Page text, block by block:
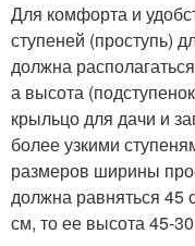
Для комфорта и
ступеней (проступь)
должна
а высота
крыльцо для дачи и
более узкими
размеров ширины
должна равняться 45
см, то ее высота 45-